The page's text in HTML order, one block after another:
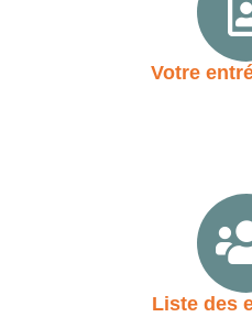
Votre
Liste des